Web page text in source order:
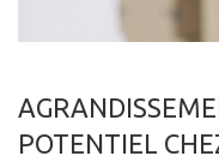
POTENTIEL